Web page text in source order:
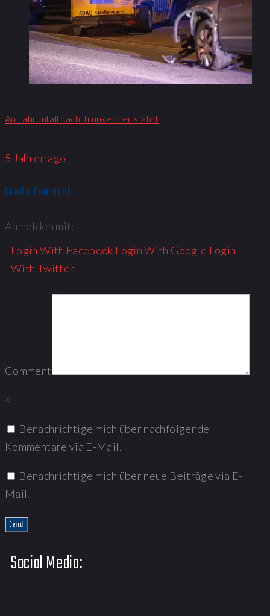
Auffahrunfall nach Trunkenheitsfahrt
5 Jahren ago
Send a Comment
Anmelden mit:
Login With Facebook Login With Google Login
With Twitter
Comment
<
Benachrichtige mich über nachfolgende
Kommentare via E-Mail.
Benachrichtige mich über neue Beiträge via E-
Mail.
Social Media: